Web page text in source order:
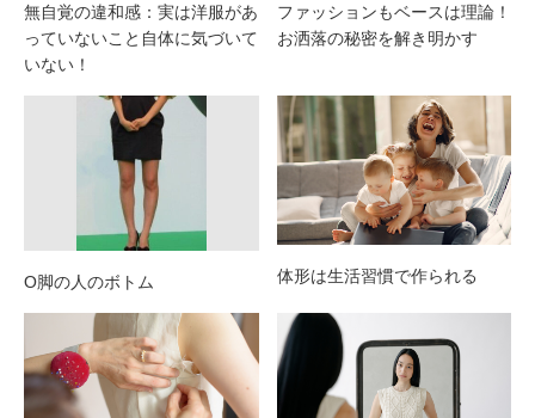
無自覚の違和感：実は洋服があ
っていないこと自体に気づいて
いない！
ファッションもベースは理論！
お洒落の秘密を解き明かす
O脚の人のボトム 体形は生活習慣で作られる